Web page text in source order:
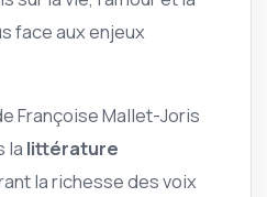
face aux enjeux
Françoise Mallet-Joris
la littérature
la richesse des voix